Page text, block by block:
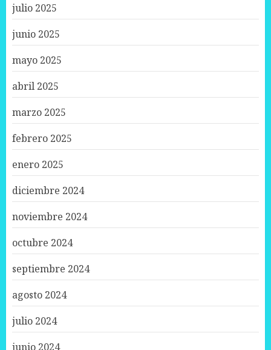
julio 2025
junio 2025
mayo 2025
abril 2025
marzo 2025
febrero 2025
enero 2025
diciembre 2024
noviembre 2024
octubre 2024
septiembre 2024
agosto 2024
julio 2024
junio 2024